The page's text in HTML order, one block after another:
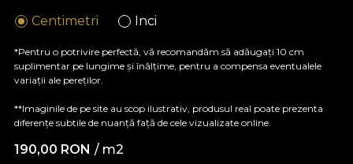
Centimetri Inci
*Pentru o potrivire perfectă, vă recomandăm să adăugați 10 cm
suplimentar pe lungime și înălțime, pentru a compensa eventualele
variații ale pereților.
**Imaginile de pe site au scop ilustrativ, produsul real poate prezenta
diferențe subtile de nuanță față de cele vizualizate online.
190,00 RON / m2